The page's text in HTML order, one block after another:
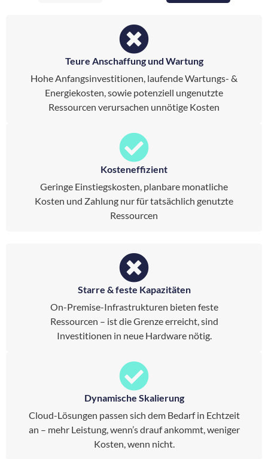
Teure Anschaffung und Wartung
Hohe Anfangsinvestitionen, laufende Wartungs- &
Energiekosten, sowie potenziell ungenutzte
Ressourcen verursachen unnötige Kosten
Kosteneffizient
Geringe Einstiegskosten, planbare monatliche
Kosten und Zahlung nur für tatsächlich genutzte
Ressourcen
Starre & feste Kapazitäten
On-Premise-Infrastrukturen bieten feste
Ressourcen – ist die Grenze erreicht, sind
Investitionen in neue Hardware nötig.
Dynamische Skalierung
Cloud-Lösungen passen sich dem Bedarf in Echtzeit
an – mehr Leistung, wenn’s drauf ankommt, weniger
Kosten, wenn nicht.